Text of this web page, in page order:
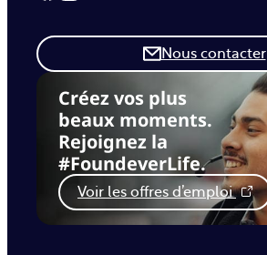
Créez vos plus
beaux moments.
Rejoignez la
#FoundeverLife.
Voir les offres d’emploi
Nous contacter